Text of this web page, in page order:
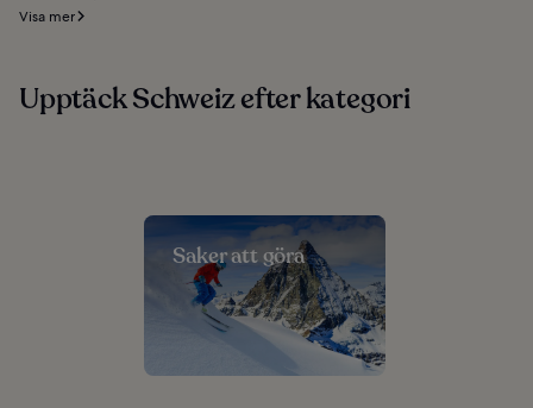
Visa mer
Upptäck Schweiz efter kategori
Saker att göra